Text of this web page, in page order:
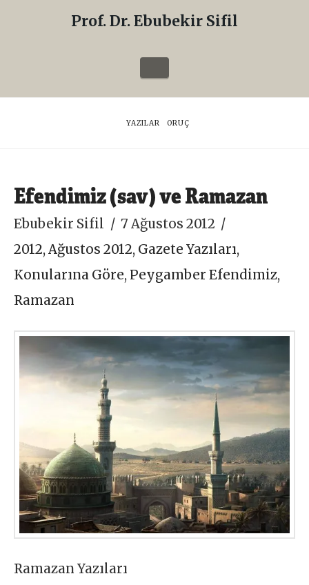
Sifil
Prof. Dr. Ebubekir Sifil
Navigation
HOME
YAZILAR ORUÇ
Efendimiz (sav) ve Ramazan
Ebubekir Sifil
7 Ağustos 2012
2012,Ağustos 2012, Gazete Yazıları,
Konularına Göre, Peygamber Efendimiz,
Ramazan
Ramazan Yazıları